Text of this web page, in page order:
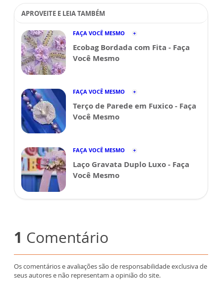
APROVEITE E LEIA TAMBÉM
FAÇA VOCÊ MESMO
Ecobag Bordada com Fita - Faça
Você Mesmo
FAÇA VOCÊ MESMO
Terço de Parede em Fuxico - Faça
Você Mesmo
FAÇA VOCÊ MESMO
Laço Gravata Duplo Luxo - Faça
Você Mesmo
1 Comentário
Os comentários e avaliações são de responsabilidade exclusiva de
seus autores e não representam a opinião do site.